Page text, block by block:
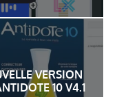
VERSION
10 V4.1